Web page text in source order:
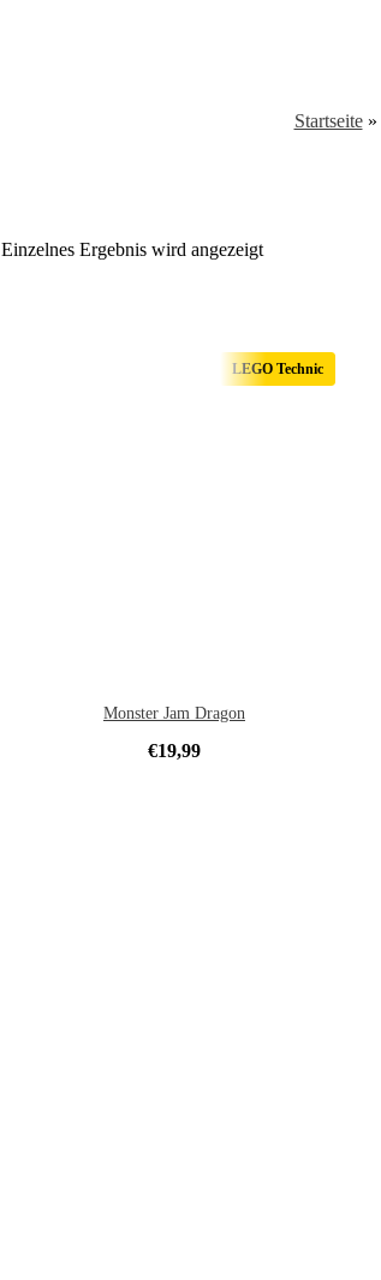
Startseite»
Einzelnes Ergebnis wird angezeigt
LEGO Technic
Monster Jam Dragon
€19,99